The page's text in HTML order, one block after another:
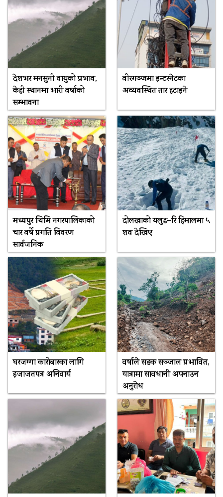
देशभर मनसुनी वायुको प्रभाव,
केही स्थानमा भारी वर्षाको
सम्भावना
वीरगञ्जमा इन्टरनेटका
अव्यवस्थित तार हटाइने
मध्यपुर थिमि नगरपालिकाको
चार वर्षे प्रगति विवरण
सार्वजनिक
दोलखाको यलुङ-रि हिमालमा ५
शव देखिए
घरजग्गा कारोबारका लागि
इजाजतपत्र अनिवार्य
वर्षाले सडक सञ्जाल प्रभावित,
यात्रामा सावधानी अपनाउन
अनुरोध